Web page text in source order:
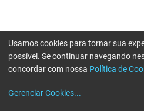
Usamos cookies para tornar sua
possível. Se continuar navegando
concordar com nossa Política de
Gerenciar Cookies...
Erro ao enviar informações, por